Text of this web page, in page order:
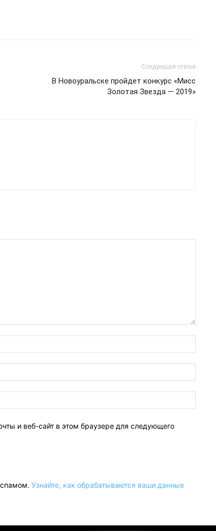
Следующая статья
В Новоуральске пройдет конкурс «Мисс
Золотая Звезда — 2019»
и веб-сайт в этом браузере для следующего
спамом. Узнайте, как обрабатываются ваши данные